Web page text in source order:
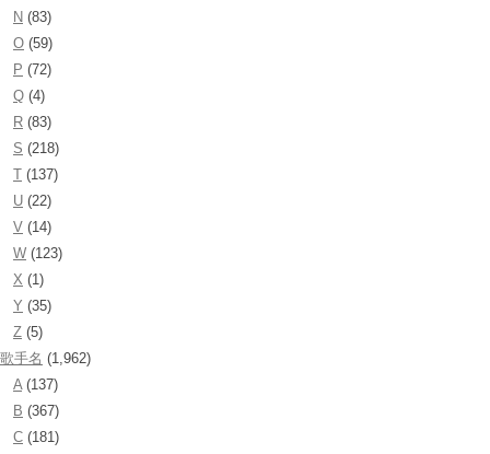
N (83)
O (59)
P (72)
Q (4)
R (83)
S (218)
T (137)
U (22)
V (14)
W (123)
X (1)
Y (35)
Z (5)
歌手名 (1,962)
A(137)
B (367)
C (181)